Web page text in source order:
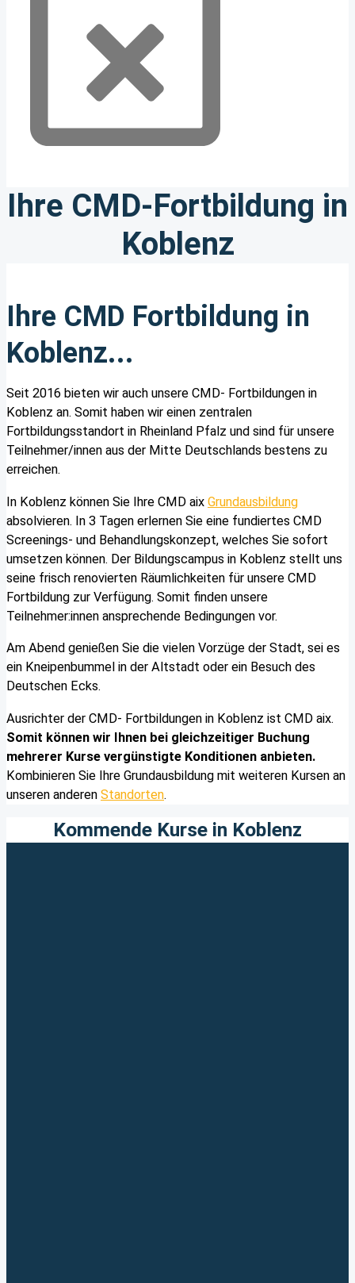
Ihre CMD-Fortbildung in
Koblenz
Ihre CMD Fortbildung in
Koblenz...
Seit 2016 bieten wir auch unsere CMD- Fortbildungen in
Koblenz an. Somit haben wir einen zentralen
Fortbildungsstandort in Rheinland Pfalz und sind für unsere
Teilnehmer/innen aus der Mitte Deutschlands bestens zu
erreichen.
In Koblenz können Sie Ihre CMD aix Grundausbildung
absolvieren. In 3 Tagen erlernen Sie eine fundiertes CMD
Screenings- und Behandlungskonzept, welches Sie sofort
umsetzen können. Der Bildungscampus in Koblenz stellt uns
seine frisch renovierten Räumlichkeiten für unsere CMD
Fortbildung zur Verfügung. Somit finden unsere
Teilnehmer:innen ansprechende Bedingungen vor.
Am Abend genießen Sie die vielen Vorzüge der Stadt, sei es
ein Kneipenbummel in der Altstadt oder ein Besuch des
Deutschen Ecks.
Ausrichter der CMD- Fortbildungen in Koblenz ist CMD aix.
Somit können wir Ihnen bei gleichzeitiger Buchung
mehrerer Kurse vergünstigte Konditionen anbieten.
Kombinieren Sie Ihre Grundausbildung mit weiteren Kursen an
unseren anderen Standorten.
Kommende Kurse in Koblenz